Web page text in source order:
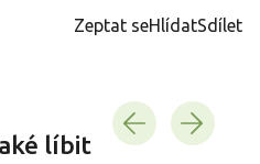
Zeptat seHlídatSdílet
líbit